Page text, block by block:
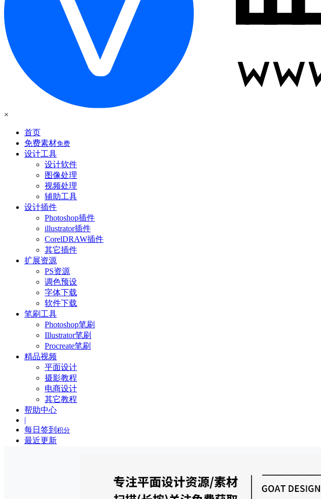
×
首页
免费素材免费
设计工具
设计软件
图像处理
视频处理
辅助工具
设计插件
Photoshop插件
illustrator插件
CorelDRAW插件
其它插件
扩展资源
PS资源
调色预设
字体下载
软件下载
笔刷工具
Photoshop笔刷
Illustrator笔刷
Procreate笔刷
精品视频
平面设计
摄影教程
电商设计
其它教程
帮助中心
|
每日签到 积分
最近更新